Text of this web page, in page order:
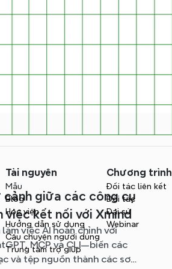
cảnh giữa các công cụ
việc kết nối với Xmind
việc AI hoàn chỉnh với
MCP và CLI—biến các
và tệp nguồn thành các sơ
Tài nguyên
Mẫu
Blog
Học viện
Hướng dẫn sử dụng
Câu chuyện người dùng
Trung tâm trợ giúp
Chương trình
Đối tác liên kết
Đối tác
Đại sứ
Webinar